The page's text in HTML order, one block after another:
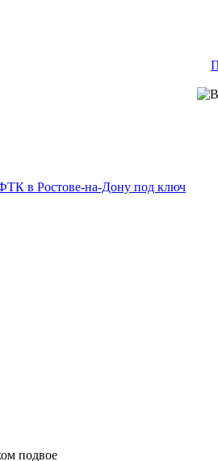
в Ростове-на-Дону под ключ